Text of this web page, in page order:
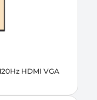
HDMI VGA